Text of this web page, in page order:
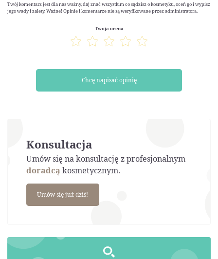
Twój komentarz jest dla nas ważny, daj znać wszystkim co sądzisz o kosmetyku, oceń go i wypisz
jego wady i zalety. Ważne! Opinie i komentarze nie są weryfikowane przez administratora.
Twoja ocena
Chcę napisać opinię
Konsultacja
Umów się na konsultację z profesjonalnym
doradcąkosmetycznym.
Umów się już dziś!